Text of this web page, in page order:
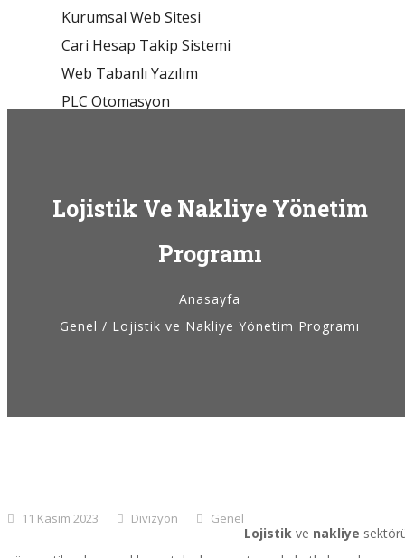
Kurumsal Web Sitesi
Cari Hesap Takip Sistemi
Web Tabanlı Yazılım
PLC Otomasyon
Kantar Tartım Programı
Rent A Car Programı
İletişim
Lojistik Ve Nakliye Yönetim
Programı
Anasayfa
Genel / Lojistik ve Nakliye Yönetim Programı
11 Kasım 2023 Divizyon Genel
Lojistik ve nakliye